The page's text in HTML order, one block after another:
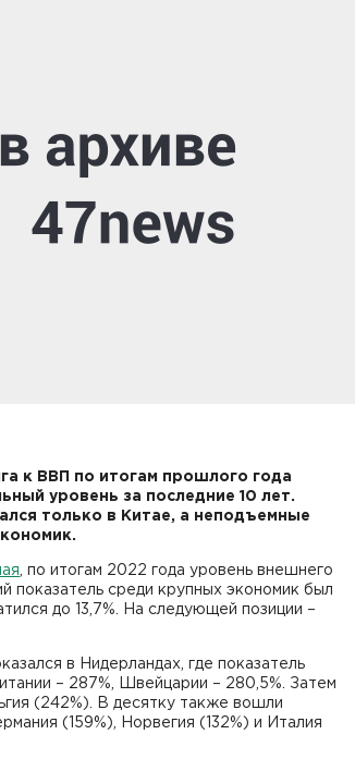
к ВВП по итогам прошлого года
уровень за последние 10 лет.
только в Китае, а неподъемные
, по итогам 2022 года уровень внешнего
показатель среди крупных экономик был
до 13,7%. На следующей позиции –
в Нидерландах, где показатель
– 287%, Швейцарии – 280,5%. Затем
(242%). В десятку также вошли
(159%), Норвегия (132%) и Италия